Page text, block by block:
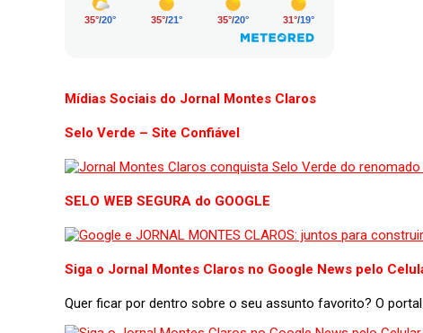
Mídias Sociais do Jornal Montes Claros
Selo Verde – Site Confiável
SELO WEB SEGURA do GOOGLE
Siga o Jornal Montes Claros no Google News pelo
Quer ficar por dentro sobre o seu assunto favorito? O